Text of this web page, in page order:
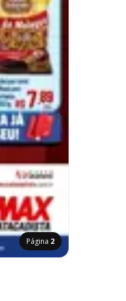
Página 2